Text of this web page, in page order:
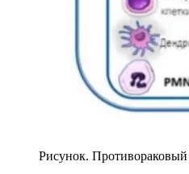
Рисунок.